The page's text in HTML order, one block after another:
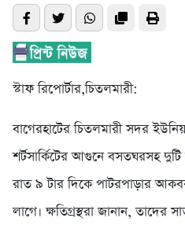
স্টাফ রিপোর্টার,চিতলমারী:
বাগেরহাটের চিতলমারী সদর
শর্টসার্কিটের আগুনে বসতঘরসহ
রাত ৯ টার দিকে পাটরপাড়ার
লাগে। ক্ষতিগ্রস্থরা জানান, তাদের